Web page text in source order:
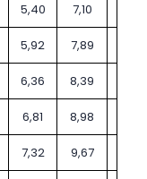
5,40 7,10
5,92 7,89
6,36 8,39
6,81 8,98
7,32 9,67